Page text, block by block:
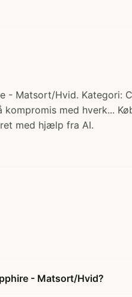
- Matsort/Hvid.
med hverk...
med hjælp fra AI.
- Matsort/Hvid?